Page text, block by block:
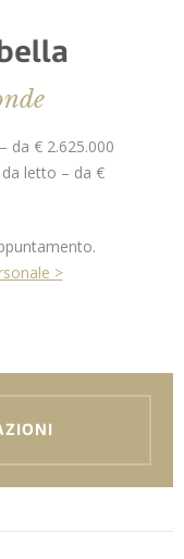
da € 2.625.000
letto – da €
>